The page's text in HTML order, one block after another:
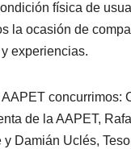
física de
la ocasión de
experiencias.
concurrimos:
de la AAPET,
Damián Uclés,